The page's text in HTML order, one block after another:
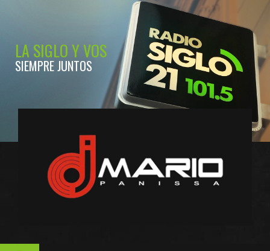
LA SIGLO Y VOS
SIEMPRE JUNTOS